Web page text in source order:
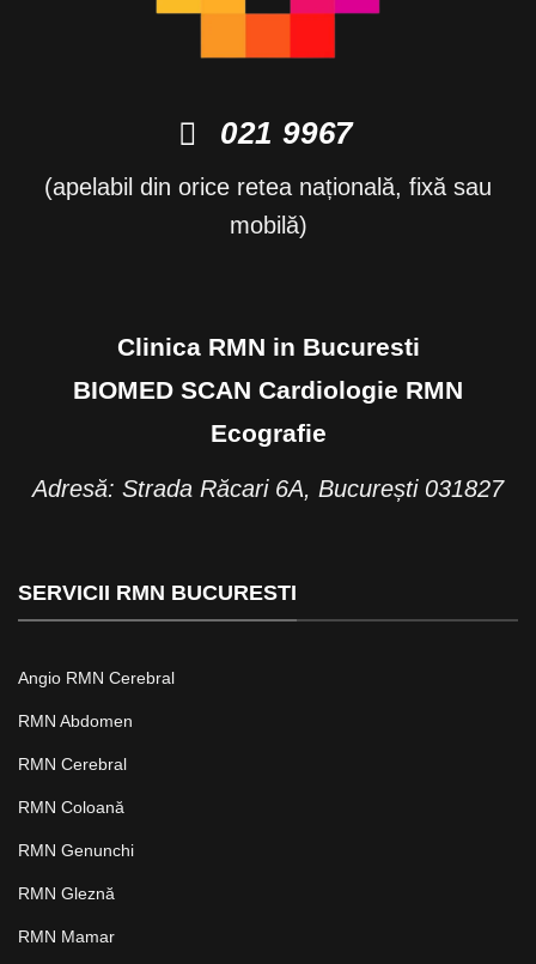
021 9967
(apelabil din orice retea națională, fixă sau
mobilă)
Clinica RMN in Bucuresti
BIOMED SCAN Cardiologie RMN
Ecografie
Adresă: Strada Răcari 6A, București 031827
SERVICII RMN BUCURESTI
Angio RMN Cerebral
RMN Abdomen
RMN Cerebral
RMN Coloană
RMN Genunchi
RMN Gleznă
RMN Mamar